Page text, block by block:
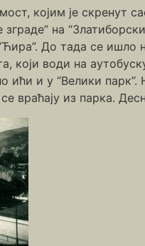
којим је скренут
на
До тада се ишло
који води на
ићи и у “Велики
враћају из парка.